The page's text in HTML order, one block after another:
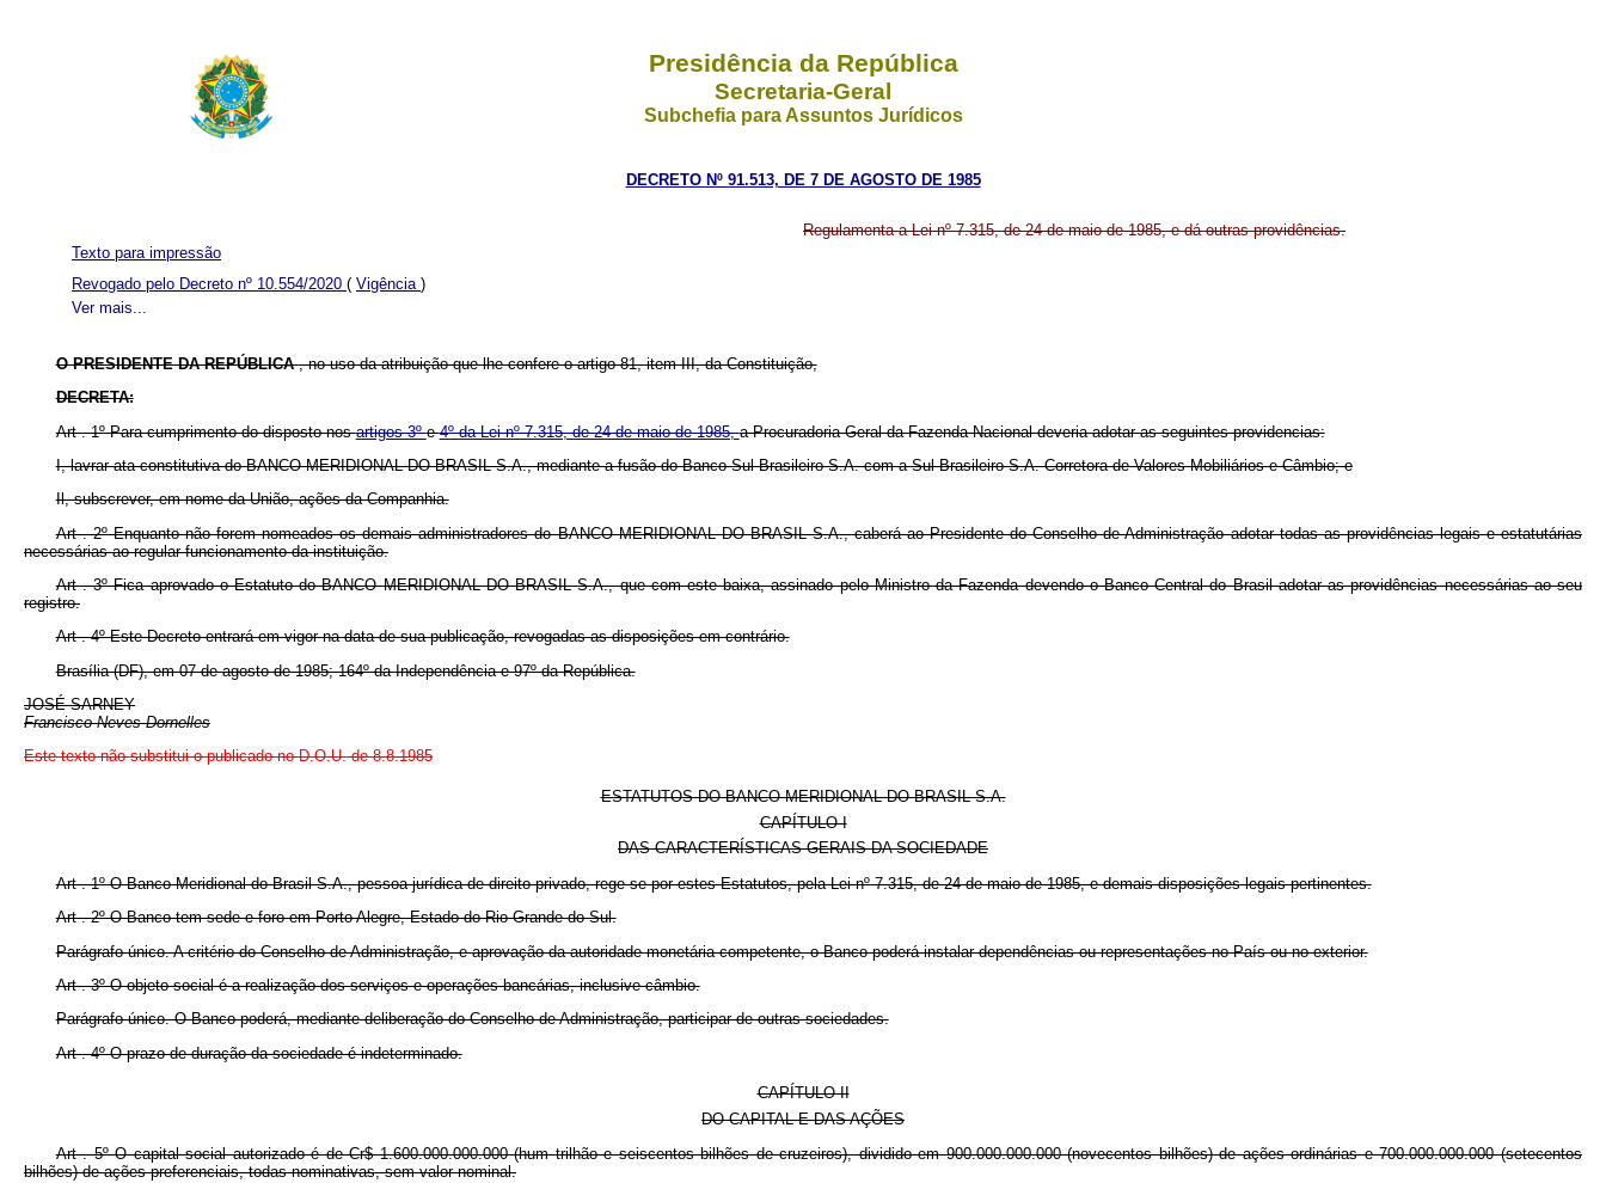
Presidência da República
Secretaria-Geral
Subchefia para Assuntos Jurídicos
DECRETO Nº 91.513, DE 7 DE AGOSTO DE 1985
Regulamenta a Lei nº 7.315, de 24 de maio de 1985, e dá outras providências.
Ver mais...
Texto para impressão
Revogado pelo Decreto nº 10.554/2020 ( Vigência )
O PRESIDENTE DA REPÚBLICA, no uso da atribuição que lhe confere o artigo 81, item III, da Constituição,
DECRETA:
Art . 1º Para cumprimento do disposto nosartigos 3ºe4º da Lei nº 7.315, de 24 de maio de 1985,a Procuradoria-Geral da Fazenda Nacional deveria adotar as seguintes providencias:
I, lavrar ata constitutiva do BANCO MERIDIONAL DO BRASIL S.A., mediante a fusão do Banco Sul Brasileiro S.A. com a Sul Brasileiro S.A. Corretora de Valores Mobiliários e Câmbio; e
Il, subscrever, em nome da União, ações da Companhia.
Art . 2º Enquanto não forem nomeados os demais administradores do BANCO MERIDIONAL DO BRASIL S.A., caberá ao Presidente do Conselho de Administração adotar todas as providências legais e estatutárias
necessárias ao regular funcionamento da instituição.
Art . 3º Fica aprovado o Estatuto do BANCO MERIDIONAL DO BRASIL S.A., que com este baixa, assinado pelo Ministro da Fazenda devendo o Banco Central do Brasil adotar as providências necessárias ao seu
registro.
Art . 4º Este Decreto entrará em vigor na data de sua publicação, revogadas as disposições em contrário.
Brasília-(DF), em 07 de agosto de 1985; 164º da Independência e 97º da República.
JOSÉ SARNEY
Francisco Neves Dornelles
Este texto não substitui o publicado no D.O.U. de 8.8.1985
ESTATUTOS DO BANCO MERIDIONAL DO BRASIL S.A.
CAPÍTULO I
DAS CARACTERÍSTICAS GERAIS DA SOCIEDADE
Art . 1º O Banco Meridional do Brasil S.A., pessoa jurídica de direito privado, rege-se por estes Estatutos, pela Lei nº 7.315, de 24 de maio de 1985, e demais disposições legais pertinentes.
Art . 2º O Banco tem sede e foro em Porto Alegre, Estado do Rio Grande do Sul.
Parágrafo único. A critério do Conselho de Administração, e aprovação da autoridade monetária competente, o Banco poderá instalar dependências ou representações no País ou no exterior.
Art . 3º O objeto social é a realização dos serviços e operações bancárias, inclusive câmbio.
Parágrafo único. O Banco poderá, mediante deliberação do Conselho de Administração, participar de outras sociedades.
Art . 4º O prazo de duração da sociedade é indeterminado.
CAPÍTULO II
DO CAPITAL E DAS AÇÕES
Art . 5º O capital social autorizado é de Cr$ 1.600.000.000.000 (hum trilhão e seiscentos bilhões de cruzeiros), dividido em 900.000.000.000 (novecentos bilhões) de ações ordinárias e 700.000.000.000 (setecentos
bilhões) de ações preferenciais, todas nominativas, sem valor nominal.